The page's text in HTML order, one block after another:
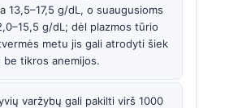
13,5–17,5 g/dL, o suaugusioms
g/dL; dėl plazmos tūrio
metu jis gali atrodyti šiek
be tikros anemijos.
varžybų gali pakilti virš 1000